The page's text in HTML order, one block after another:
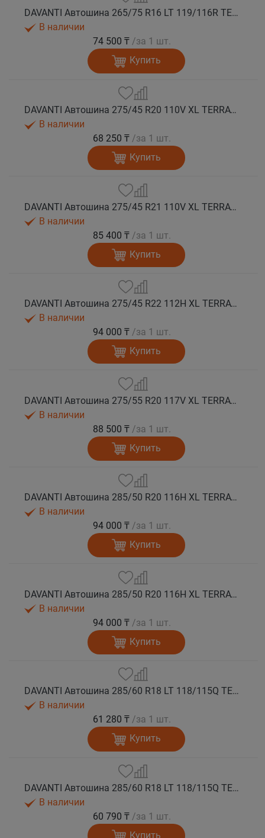
DAVANTI Автошина 265/75 R16 LT 119/116R TERRATOURA A/T RWL 8PR RPR M+S
В наличии
74 500 ₸ /за 1 шт.
Купить
DAVANTI Автошина 275/45 R20 110V XL TERRATOURA A/T RWL RPR M+S
В наличии
68 250 ₸ /за 1 шт.
Купить
DAVANTI Автошина 275/45 R21 110V XL TERRATOURA A/T RBL RPR M+S
В наличии
85 400 ₸ /за 1 шт.
Купить
DAVANTI Автошина 275/45 R22 112H XL TERRATOURA A/T RWL RPR M+S
В наличии
94 000 ₸ /за 1 шт.
Купить
DAVANTI Автошина 275/55 R20 117V XL TERRATOURA A/T RWL RPR M+S
В наличии
88 500 ₸ /за 1 шт.
Купить
DAVANTI Автошина 285/50 R20 116H XL TERRATOURA A/T RBL RPR M+S
В наличии
94 000 ₸ /за 1 шт.
Купить
DAVANTI Автошина 285/50 R20 116H XL TERRATOURA A/T RWL RPR M+S
В наличии
94 000 ₸ /за 1 шт.
Купить
DAVANTI Автошина 285/60 R18 LT 118/115Q TERRATOURA A/T RBL 8PR RPR M+S
В наличии
61 280 ₸ /за 1 шт.
Купить
DAVANTI Автошина 285/60 R18 LT 118/115Q TERRATOURA A/T RWL 8PR RPR M+S
В наличии
60 790 ₸ /за 1 шт.
Купить